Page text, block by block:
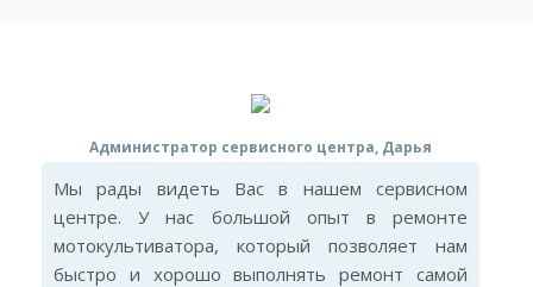
Администратор сервисного центра, Дарья
Мы рады видеть Вас в нашем сервисном
центре. У нас большой опыт в ремонте
мотокультиватора, который позволяет нам
быстро и хорошо выполнять ремонт самой